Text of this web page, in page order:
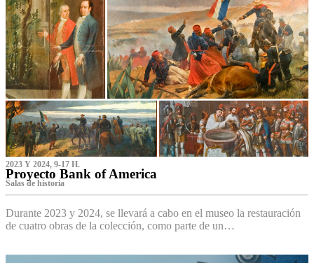
2023 Y 2024, 9-17 H.
Proyecto Bank of America
S‌alas de historia
Durante 2023 y 2024, se llevará a cabo en el museo la restauración
de cuatro obras de la colección, como parte de un…